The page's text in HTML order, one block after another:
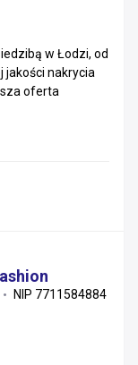
w Łodzi, od
jakości nakrycia
oferta
NIP 7711584884